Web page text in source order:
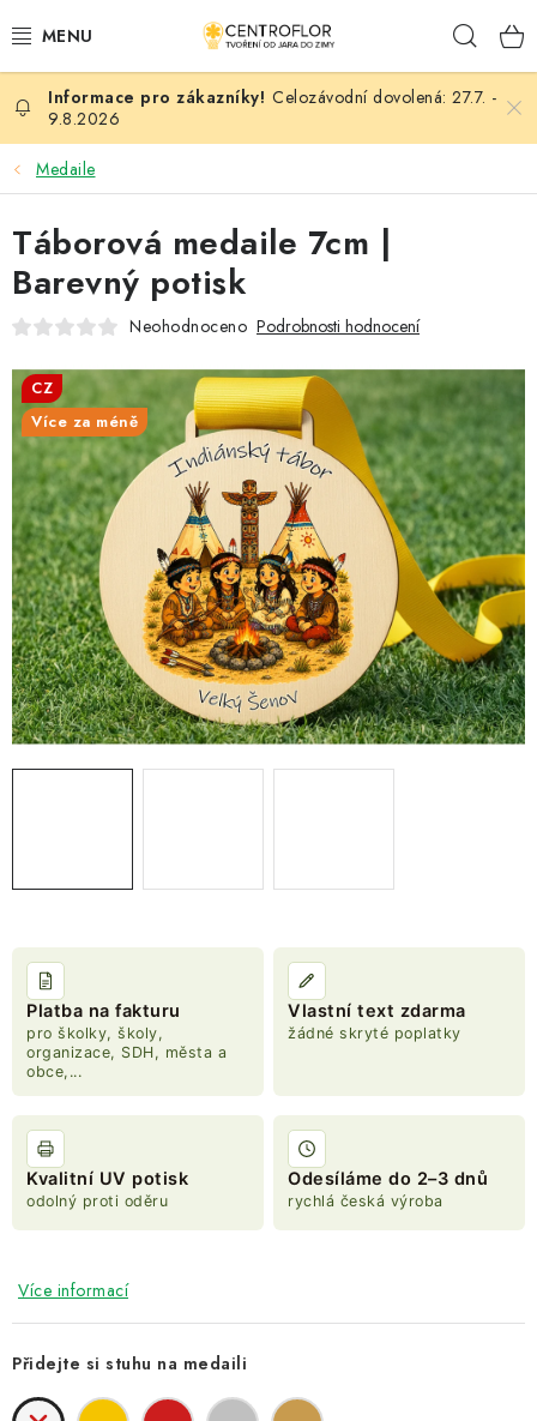
na
SEZÓNNÍ TVOŘENÍ
DŘEVĚNÉ VÝROBKY
MEDAILE
PLACKY A MAGNETKY
KVĚTINY A LISTY
SVATBA
NOVINKY
TIPY NA TVOŘENÍ
Dopravné Kontaktujte nás
O nás - kdo jsme?
Hodnocení obchodu
Obchodní podmínky
Podmínky ochrany osobních údajů
Jak získat lepší ceny?
Celozávodní dovolená: 27.7. -
9.8.2026
Medaile
Platba na fakturu
pro školky, školy,
organizace, SDH, města a
obce,...
Vlastní text zdarma
žádné skryté poplatky
Kvalitní UV potisk
odolný proti oděru
Odesíláme do 2–3 dnů
rychlá česká výroba
Více informací
Přidejte si stuhu na medaili
Táborová medaile 7cm |
Barevný potisk
Neohodnoceno Podrobnosti hodnocení
CZ
Více za méně